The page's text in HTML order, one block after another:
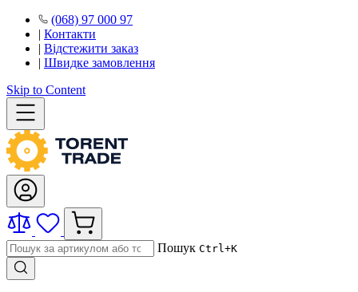
(068) 97 000 97
| Контакти
| Відстежити заказ
| Швидке замовлення
Skip to Content
Пошук Ctrl+K